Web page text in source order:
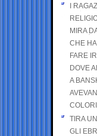
I
MIRA
CHE
FARE
DOVE
A
COLORI
TIRA
GLI